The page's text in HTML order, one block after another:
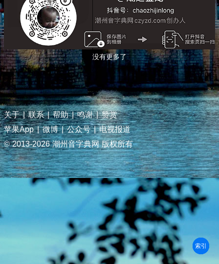
没有更多了
关于 | 联系 | 帮助 | 鸣谢 | 赞赏
苹果App | 微博 | 公众号 | 电视报道
© 2013-2026 潮州音字典网 版权所有
部首
笔划
拼音
潮拼